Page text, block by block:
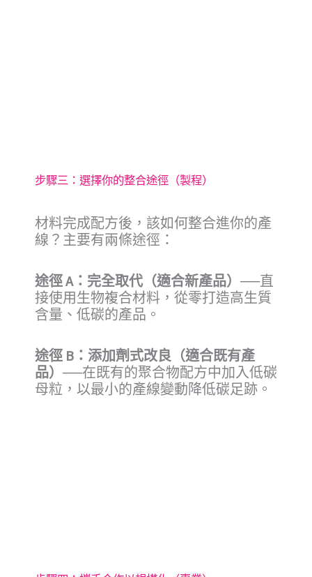
步驟三：選擇你的整合途徑（製程）
材料完成配方後，該如何整合進你的產
線？主要有兩條途徑：
途徑 A：完全取代（適合新產品） ──直
接使用生物複合材料，從零打造高生質
含量、低碳的產品。
途徑 B：添加劑式改良（適合既有產
品） ──在既有的聚合物配方中加入低碳
母粒，以最小的產線變動降低碳足跡。